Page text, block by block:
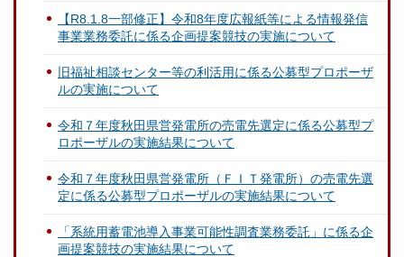
【R8.1.8一部修正】令和8年度広報紙等による情報発信
事業業務委託に係る企画提案競技の実施について
旧福祉相談センター等の利活用に係る公募型プロポーザ
ルの実施について
令和７年度秋田県営発電所の売電先選定に係る公募型プ
ロポーザルの実施結果について
令和７年度秋田県営発電所（ＦＩＴ発電所）の売電先選
定に係る公募型プロポーザルの実施結果について
「系統用蓄電池導入事業可能性調査業務委託」に係る企
画提案競技の実施結果について